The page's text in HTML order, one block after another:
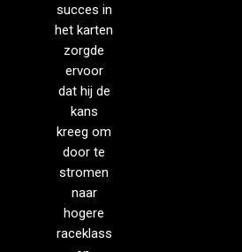
succes in
het karten
zorgde
ervoor
dat hij de
kans
kreeg om
door te
stromen
naar
hogere
raceklass